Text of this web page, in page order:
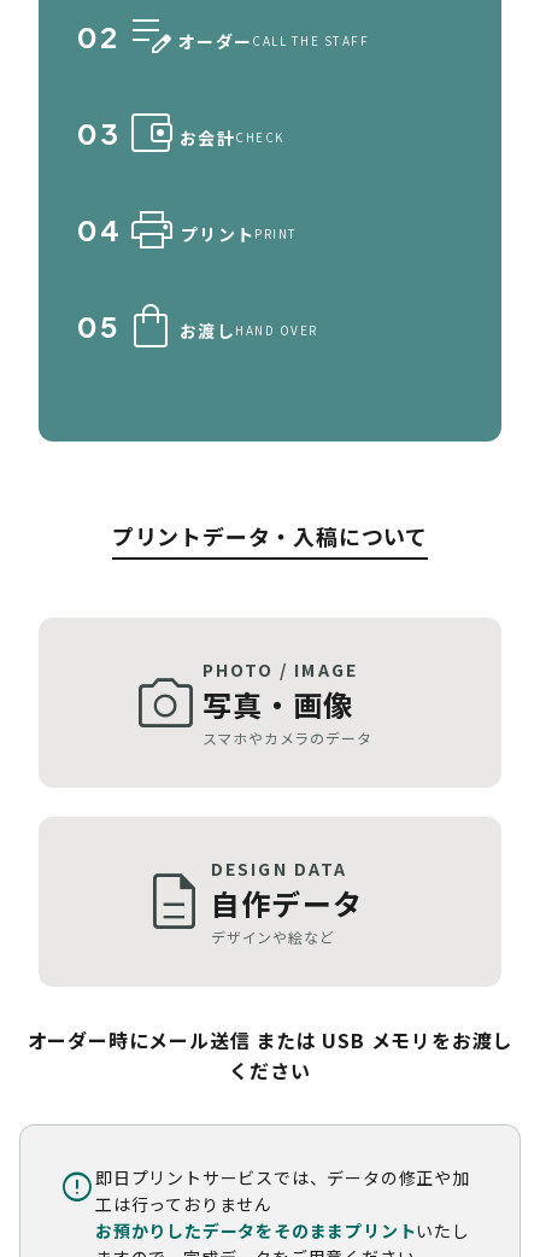
02 edit_note オーダー CALL THE STAFF
03 account_balance_wallet お会計CHECK
04 print プリント PRINT
05 shopping_bag お渡し HAND OVER
プリントデータ・入稿について
photo_camera PHOTO / IMAGE
写真・画像
スマホやカメラのデータ
description DESIGN DATA
自作データ
デザインや絵など
オーダー時にメール送信 または USB メモリをお渡し
ください
error即日プリントサービスでは、データの修正や加
工は行っておりません
お預かりしたデータをそのままプリントいたし